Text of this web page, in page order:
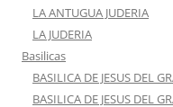
LA ANTUGUA JUDERIA
LA JUDERIA
Basilicas
BASILICA DE JESUS DEL
BASILICA DE JESUS DEL